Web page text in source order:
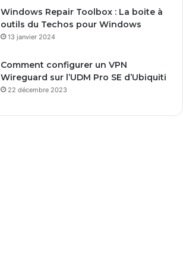
Windows Repair Toolbox : La boite à
outils du Techos pour Windows
13 janvier 2024
Comment configurer un VPN
Wireguard sur l’UDM Pro SE d’Ubiquiti
22 décembre 2023